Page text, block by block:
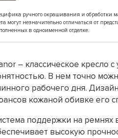
ручного окрашивания и обработки
могут незначительно отличаться от
в одноименной отделке.
– классическое кресло
В нем точно
рабочего дня.
кожаной обивке его
поддержки на ремнях
высокую